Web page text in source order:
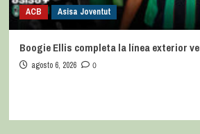
ACB Asisa Joventut
Boogie Ellis completa la línea exterior
agosto 6, 2026 0